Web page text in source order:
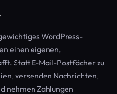
WordPress-
einen eigenen,
Statt E-Mail-Postfächer zu
versenden Nachrichten,
nehmen Zahlungen